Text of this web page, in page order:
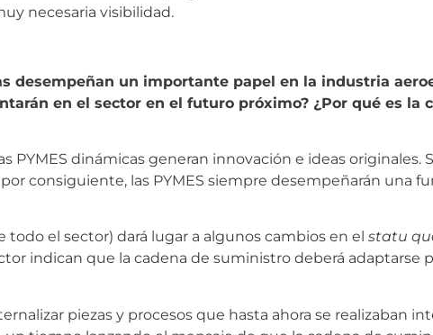
necesaria visibilidad.
desempeñan un importante papel en la industria
en el sector en el futuro próximo? ¿Por qué es la
PYMES dinámicas generan innovación e ideas originales.
consiguiente, las PYMES siempre desempeñarán una
todo el sector) dará lugar a algunos cambios en el statu
indican que la cadena de suministro deberá adaptarse
piezas y procesos que hasta ahora se realizaban